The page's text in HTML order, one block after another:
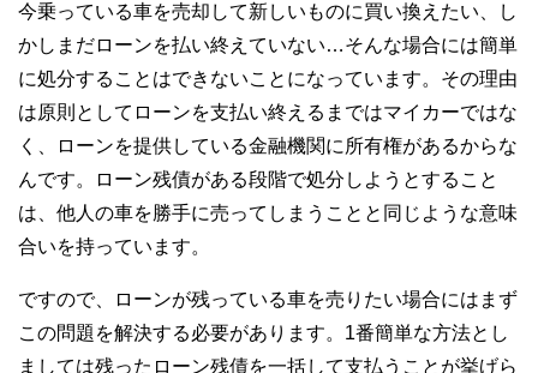
今乗っている車を売却して新しいものに買い換えたい、し
かしまだローンを払い終えていない…そんな場合には簡単
に処分することはできないことになっています。その理由
は原則としてローンを支払い終えるまではマイカーではな
く、ローンを提供している金融機関に所有権があるからな
んです。ローン残債がある段階で処分しようとすること
は、他人の車を勝手に売ってしまうことと同じような意味
合いを持っています。
ですので、ローンが残っている車を売りたい場合にはまず
この問題を解決する必要があります。1番簡単な方法とし
ましては残ったローン残債を一括して支払うことが挙げら